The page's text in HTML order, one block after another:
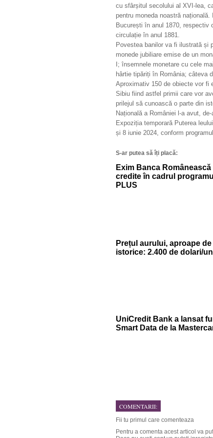
cu sfârșitul secolului al XVI-lea,
pentru moneda noastră
București în anul 1870, respectiv
circulație în anul 1881.
Povestea banilor va fi ilustrată și
monede jubiliare emise de un
I; însemnele monetare cu cele
hârtie tipăriți în România; câteva
Aproximativ 150 de obiecte vor fi
Sibiu fiind astfel primii care vor
prilejul să cunoască o parte din
Națională a României l-a avut,
Expoziția temporară Puterea
și 8 iunie 2024, conform
S-ar putea să îți placă:
Exim Banca
credite în cadrul
PLUS
Prețul aurului, aproape
istorice: 2.400 de dolari/
UniCredit Bank a lansat
Smart Data de la
COMENTARII:
Fii tu primul care comenteaza
Pentru a comenta acest articol va